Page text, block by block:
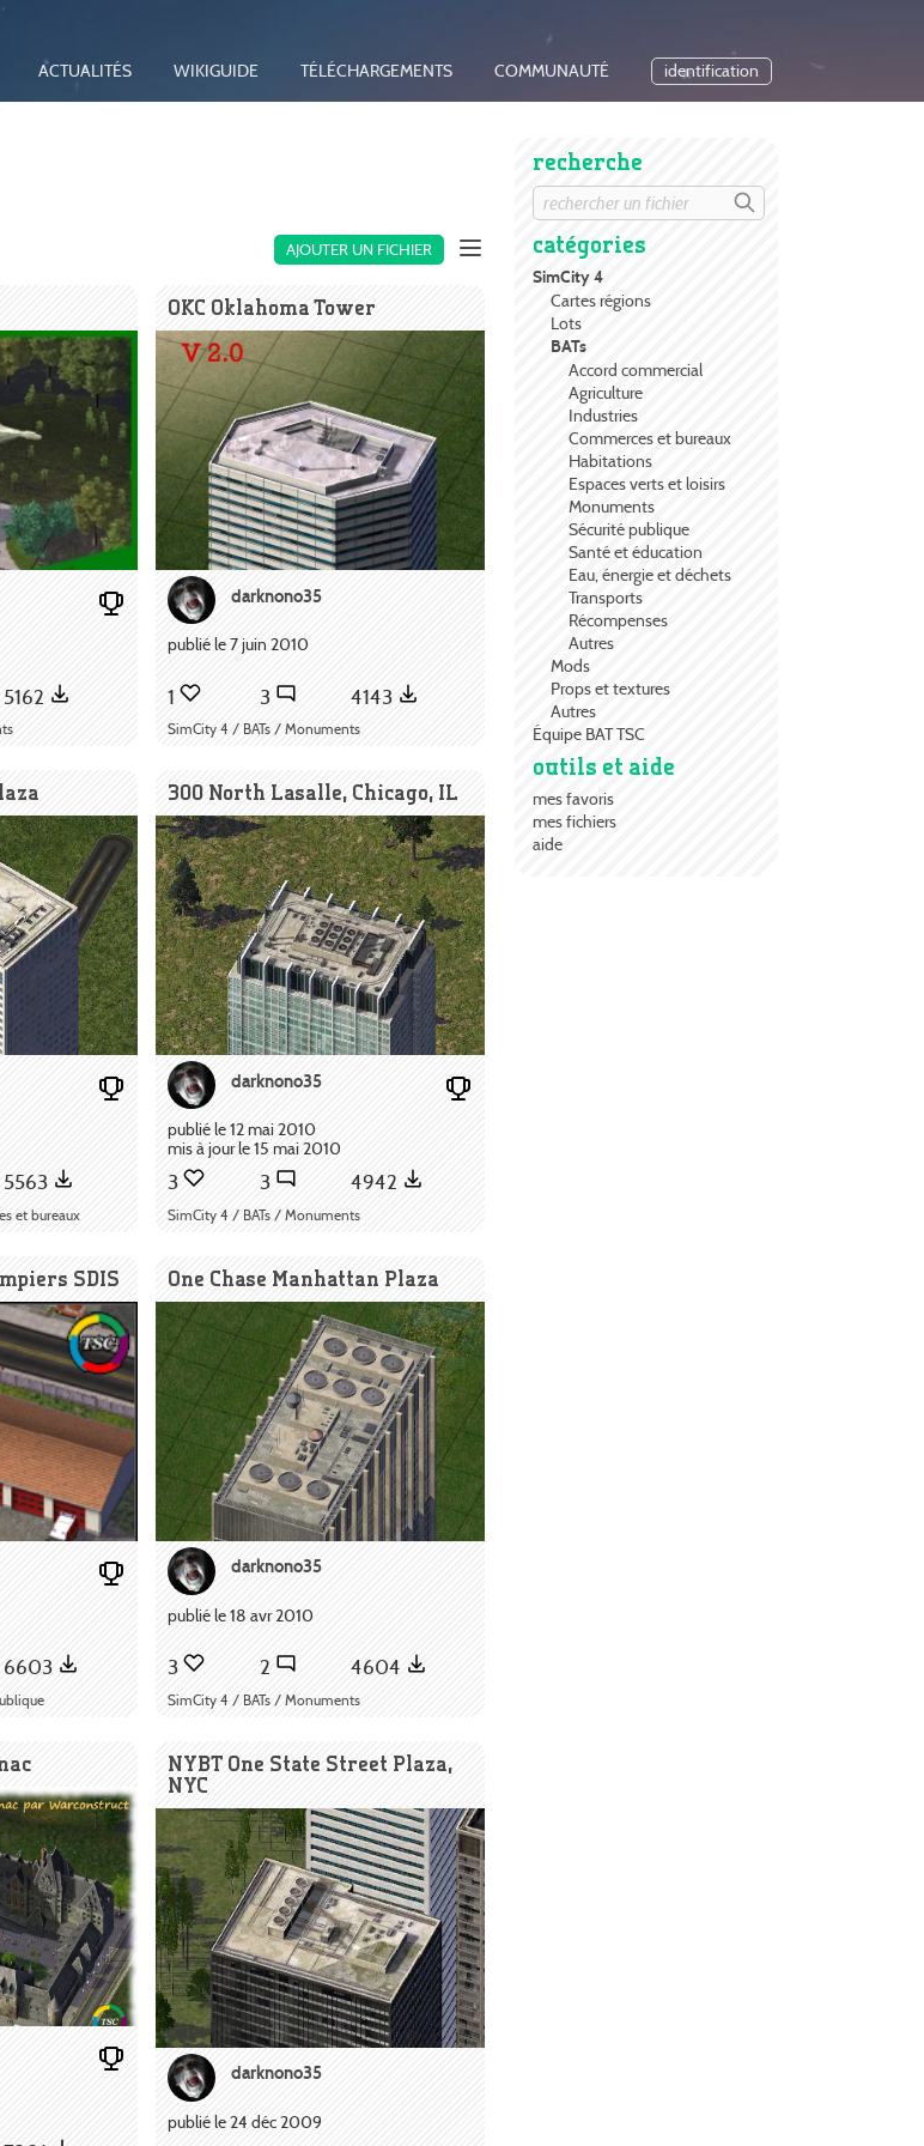
ACTUALITÉS WIKIGUIDE TÉLÉCHARGEMENTS COMMUNAUTÉ identification
recherche
catégories
SimCity 4
Cartes régions
Lots
BATs
Accord commercial
Agriculture
Industries
Commerces et bureaux
Habitations
Espaces verts et loisirs
Monuments
Sécurité publique
Santé et éducation
Eau, énergie et déchets
Transports
Récompenses
Autres
Mods
Props et textures
Autres
Équipe BAT TSC
outils et aide
mes favoris
mes fichiers
aide
AJOUTER UN FICHIER
5162
OKC Oklahoma Tower
darknono35
publié le 7 juin 2010
1 3 4143
SimCity 4 / BATs / Monuments
5563
et bureaux
300 North Lasalle, Chicago, IL
darknono35
publié le 12 mai 2010
mis à jour le 15 mai 2010
3 3 4942
SimCity 4 / BATs / Monuments
SDIS
6603
One Chase Manhattan Plaza
darknono35
publié le 18 avr 2010
3 2 4604
SimCity 4 / BATs / Monuments
NYBT One State Street Plaza,
NYC
darknono35
publié le 24 déc 2009